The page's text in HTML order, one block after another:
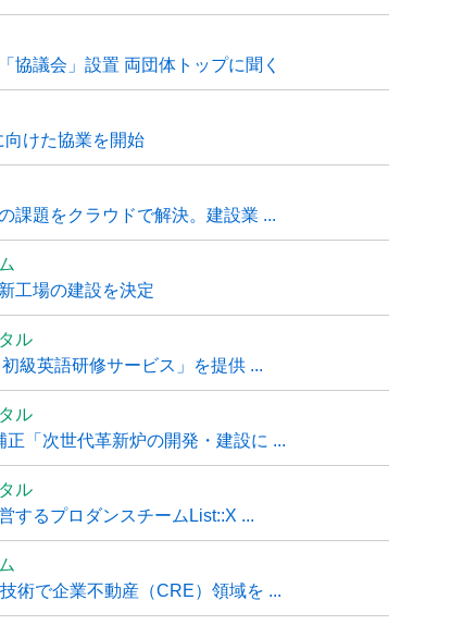
協議会」設置 両団体トップに聞く
けた協業を開始
課題をクラウドで解決。建設業 ...
工場の建設を決定
ル
級英語研修サービス」を提供 ...
ル
正「次世代革新炉の開発・建設に ...
ル
するプロダンスチームList::X ...
術で企業不動産（CRE）領域を ...